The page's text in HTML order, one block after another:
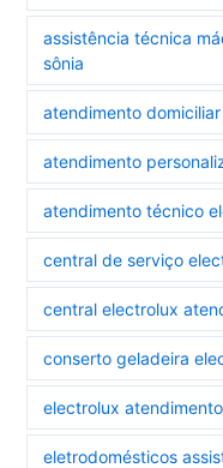
assistência técnica
sônia
atendimento
atendimento
atendimento técnico
central de serviço
central electrolux
conserto geladeira
electrolux
eletrodomésticos